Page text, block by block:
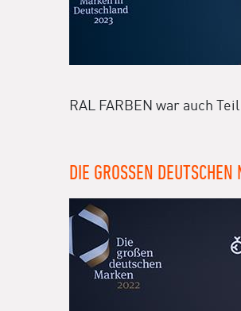
RAL FARBEN war auch
DIE GROSSEN